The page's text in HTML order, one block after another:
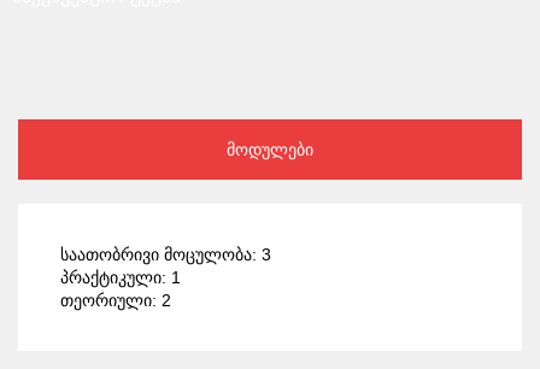
მოდულები
საათობრივი მოცულობა: 3
პრაქტიკული: 1
თეორიული: 2